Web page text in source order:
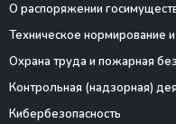
О распоряжении
Техническое нормирование
Охрана труда и пожарная
Контрольная (надзорная)
Кибербезопасность